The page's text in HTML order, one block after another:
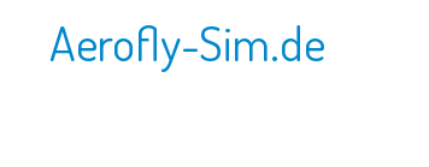
Aerofly-Sim.de